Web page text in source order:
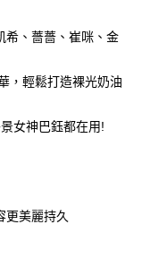
希、薔薔、崔咪、金
，輕鬆打造裸光奶油
女神巴鈺都在用!
更美麗持久